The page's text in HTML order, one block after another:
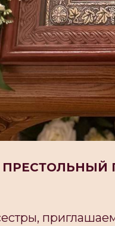
ПРЕСТОЛЬНЫЙ